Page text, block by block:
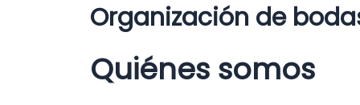
Organización de
Quiénes somos